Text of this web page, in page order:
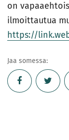
on
ilmoittautua
https://
Jaa somessa: